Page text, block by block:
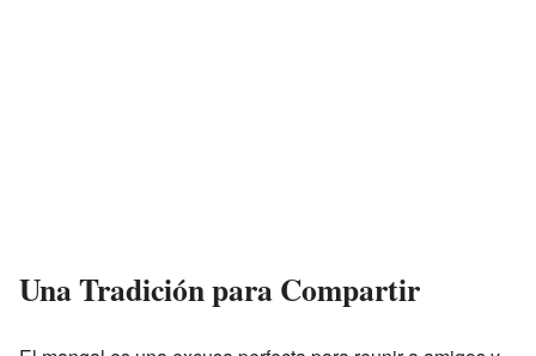
Una Tradición para Compartir